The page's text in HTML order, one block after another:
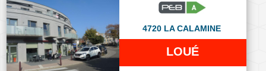
4720 LA CALAMINE
LOUÉ